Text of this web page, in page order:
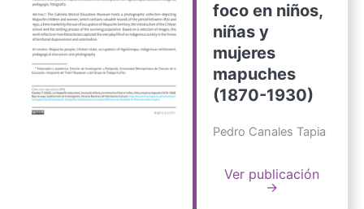
foco en niños,
niñas y
mujeres
mapuches
(1870-1930)
Pedro Canales Tapia
Ver publicación
→